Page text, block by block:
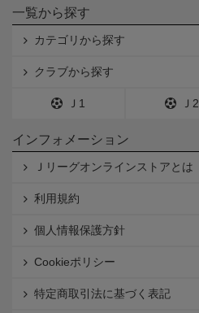
一覧から探す
カテゴリから探す
クラブから探す
Ｊ1 Ｊ2
インフォメーション
Ｊリーグオンラインストアとは
利用規約
個人情報保護方針
Cookieポリシー
特定商取引法に基づく表記